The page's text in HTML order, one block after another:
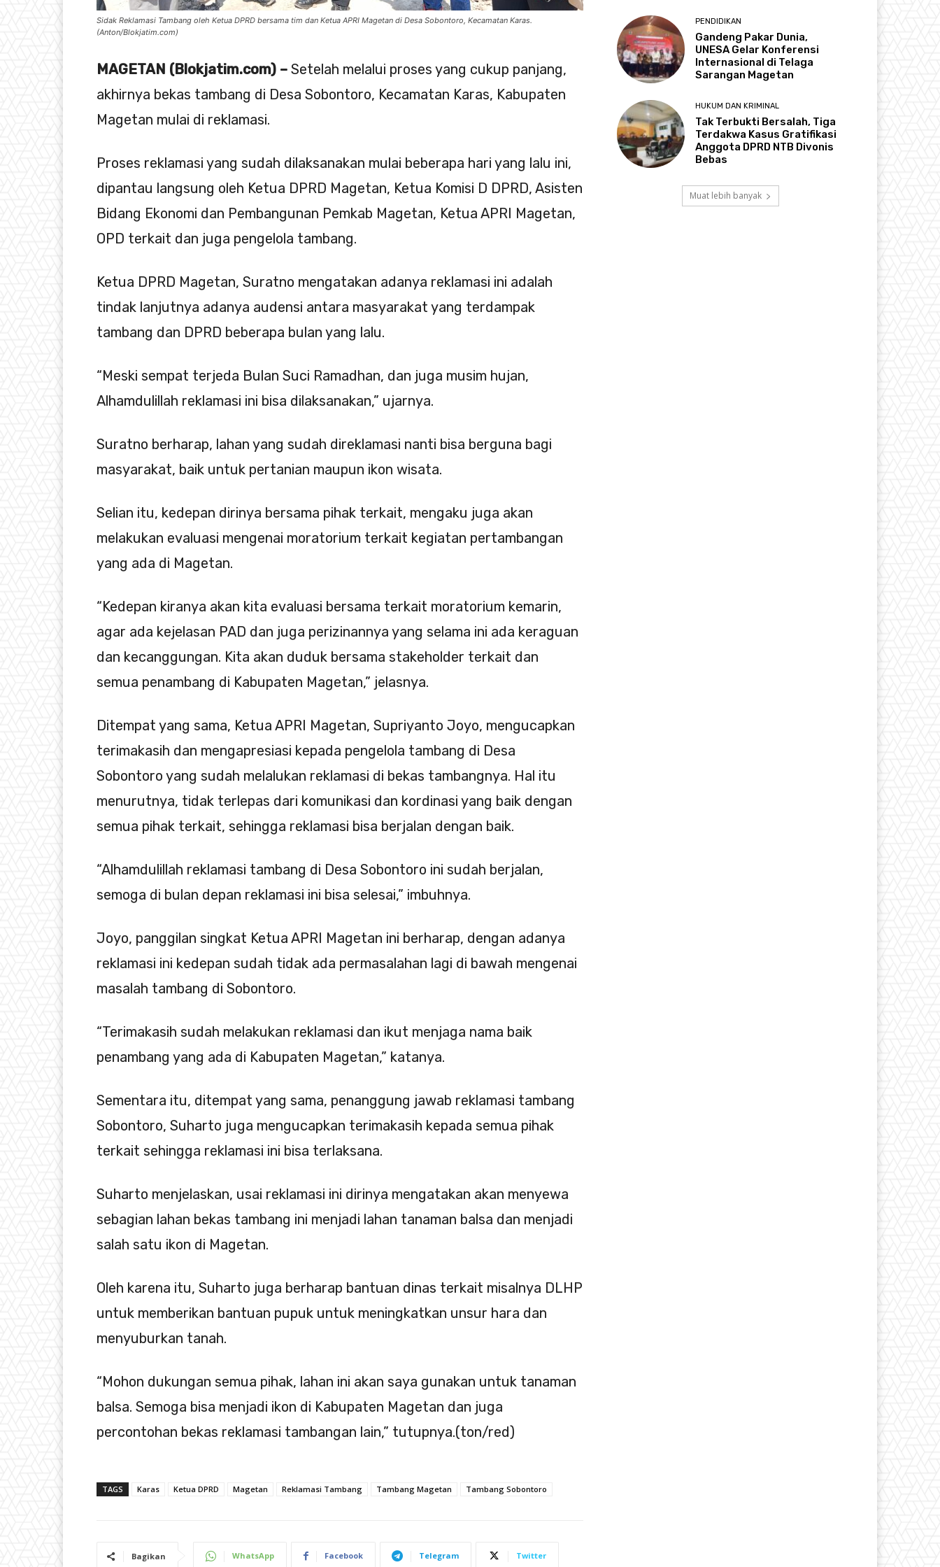
Sidak Reklamasi Tambang oleh Ketua DPRD bersama tim dan Ketua APRI Magetan di Desa Sobontoro, Kecamatan Karas.
(Anton/Blokjatim.com)
MAGETAN (Blokjatim.com) – Setelah melalui proses yang cukup panjang,
akhirnya bekas tambang di Desa Sobontoro, Kecamatan Karas, Kabupaten
Magetan mulai di reklamasi.
Proses reklamasi yang sudah dilaksanakan mulai beberapa hari yang lalu ini,
dipantau langsung oleh Ketua DPRD Magetan, Ketua Komisi D DPRD, Asisten
Bidang Ekonomi dan Pembangunan Pemkab Magetan, Ketua APRI Magetan,
OPD terkait dan juga pengelola tambang.
Ketua DPRD Magetan, Suratno mengatakan adanya reklamasi ini adalah
tindak lanjutnya adanya audensi antara masyarakat yang terdampak
tambang dan DPRD beberapa bulan yang lalu.
“Meski sempat terjeda Bulan Suci Ramadhan, dan juga musim hujan,
Alhamdulillah reklamasi ini bisa dilaksanakan,” ujarnya.
Suratno berharap, lahan yang sudah direklamasi nanti bisa berguna bagi
masyarakat, baik untuk pertanian maupun ikon wisata.
Selian itu, kedepan dirinya bersama pihak terkait, mengaku juga akan
melakukan evaluasi mengenai moratorium terkait kegiatan pertambangan
yang ada di Magetan.
“Kedepan kiranya akan kita evaluasi bersama terkait moratorium kemarin,
agar ada kejelasan PAD dan juga perizinannya yang selama ini ada keraguan
dan kecanggungan. Kita akan duduk bersama stakeholder terkait dan
semua penambang di Kabupaten Magetan,” jelasnya.
Ditempat yang sama, Ketua APRI Magetan, Supriyanto Joyo, mengucapkan
terimakasih dan mengapresiasi kepada pengelola tambang di Desa
Sobontoro yang sudah melalukan reklamasi di bekas tambangnya. Hal itu
menurutnya, tidak terlepas dari komunikasi dan kordinasi yang baik dengan
semua pihak terkait, sehingga reklamasi bisa berjalan dengan baik.
“Alhamdulillah reklamasi tambang di Desa Sobontoro ini sudah berjalan,
semoga di bulan depan reklamasi ini bisa selesai,” imbuhnya.
Joyo, panggilan singkat Ketua APRI Magetan ini berharap, dengan adanya
reklamasi ini kedepan sudah tidak ada permasalahan lagi di bawah mengenai
masalah tambang di Sobontoro.
“Terimakasih sudah melakukan reklamasi dan ikut menjaga nama baik
penambang yang ada di Kabupaten Magetan,” katanya.
Sementara itu, ditempat yang sama, penanggung jawab reklamasi tambang
Sobontoro, Suharto juga mengucapkan terimakasih kepada semua pihak
terkait sehingga reklamasi ini bisa terlaksana.
Suharto menjelaskan, usai reklamasi ini dirinya mengatakan akan menyewa
sebagian lahan bekas tambang ini menjadi lahan tanaman balsa dan menjadi
salah satu ikon di Magetan.
Oleh karena itu, Suharto juga berharap bantuan dinas terkait misalnya DLHP
untuk memberikan bantuan pupuk untuk meningkatkan unsur hara dan
menyuburkan tanah.
“Mohon dukungan semua pihak, lahan ini akan saya gunakan untuk tanaman
balsa. Semoga bisa menjadi ikon di Kabupaten Magetan dan juga
percontohan bekas reklamasi tambangan lain,” tutupnya.(ton/red)
TAGS Karas Ketua DPRD Magetan Reklamasi Tambang Tambang Magetan Tambang Sobontoro
Bagikan WhatsApp Facebook Telegram Twitter
PENDIDIKAN
Gandeng Pakar Dunia,
UNESA Gelar Konferensi
Internasional di Telaga
Sarangan Magetan
HUKUM DAN KRIMINAL
Tak Terbukti Bersalah, Tiga
Terdakwa Kasus Gratifikasi
Anggota DPRD NTB Divonis
Bebas
Muat lebih banyak